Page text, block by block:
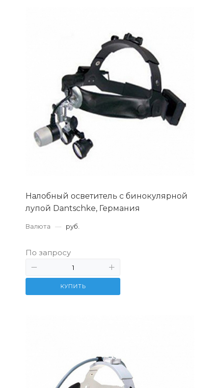
Налобный осветитель с бинокулярной
лупой Dantschke, Германия
Валюта — руб.
По запросу
КУПИТЬ